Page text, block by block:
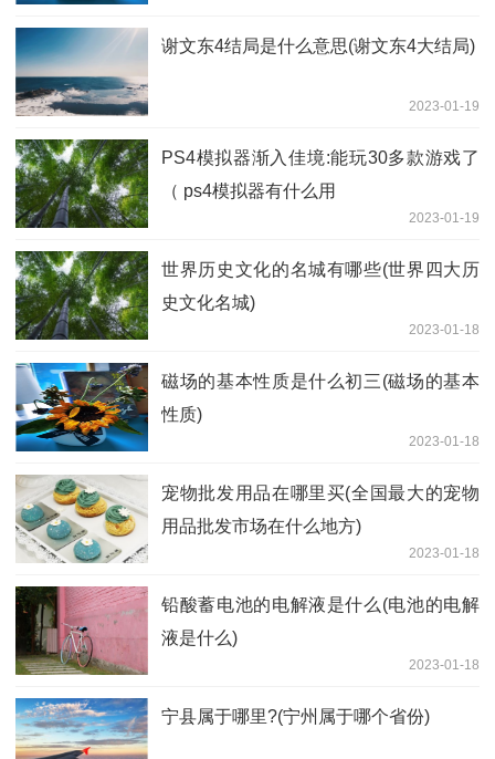
谢文东4结局是什么意思(谢文东4大结局)
2023-01-19
PS4模拟器渐入佳境:能玩30多款游戏了
（ ps4模拟器有什么用
2023-01-19
世界历史文化的名城有哪些(世界四大历
史文化名城)
2023-01-18
磁场的基本性质是什么初三(磁场的基本
性质)
2023-01-18
宠物批发用品在哪里买(全国最大的宠物
用品批发市场在什么地方)
2023-01-18
铅酸蓄电池的电解液是什么(电池的电解
液是什么)
2023-01-18
宁县属于哪里?(宁州属于哪个省份)